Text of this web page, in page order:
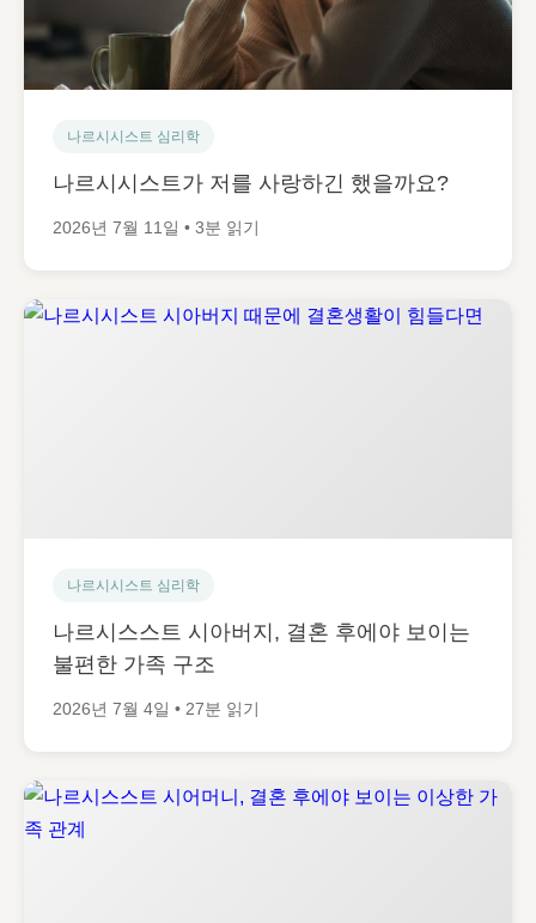
나르시시스트 심리학
나르시시스트가 저를 사랑하긴 했을까요?
2026년 7월 11일 • 3분 읽기
나르시시스트 심리학
나르시스스트 시아버지, 결혼 후에야 보이는
불편한 가족 구조
2026년 7월 4일 • 27분 읽기